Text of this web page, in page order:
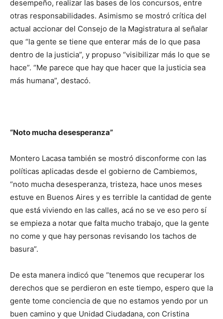
desempeño, realizar las bases de los concursos, entre
otras responsabilidades. Asimismo se mostró crítica del
actual accionar del Consejo de la Magistratura al señalar
que “la gente se tiene que enterar más de lo que pasa
dentro de la justicia”, y propuso “visibilizar más lo que se
hace”. “Me parece que hay que hacer que la justicia sea
más humana”, destacó.
“Noto mucha desesperanza”
Montero Lacasa también se mostró disconforme con las
políticas aplicadas desde el gobierno de Cambiemos,
“noto mucha desesperanza, tristeza, hace unos meses
estuve en Buenos Aires y es terrible la cantidad de gente
que está viviendo en las calles, acá no se ve eso pero sí
se empieza a notar que falta mucho trabajo, que la gente
no come y que hay personas revisando los tachos de
basura”.
De esta manera indicó que “tenemos que recuperar los
derechos que se perdieron en este tiempo, espero que la
gente tome conciencia de que no estamos yendo por un
buen camino y que Unidad Ciudadana, con Cristina